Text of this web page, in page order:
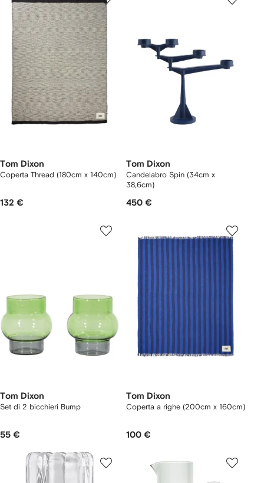
Tom Dixon
Coperta Thread (180cm x 140cm)
132 €
Tom Dixon
Candelabro Spin (34cm x
38,6cm)
450 €
Tom Dixon
Set di 2 bicchieri Bump
55 €
Tom Dixon
Coperta a righe (200cm x 160cm)
100 €